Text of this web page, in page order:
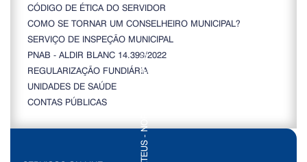
CÓDIGO DE ÉTICA DO SERVIDOR
COMO SE TORNAR UM CONSELHEIRO MUNICIPAL?
SERVIÇO DE INSPEÇÃO MUNICIPAL
PNAB - ALDIR BLANC 14.399/2022
REGULARIZAÇÃO FUNDIÁRIA
UNIDADES DE SAÚDE
CONTAS PÚBLICAS